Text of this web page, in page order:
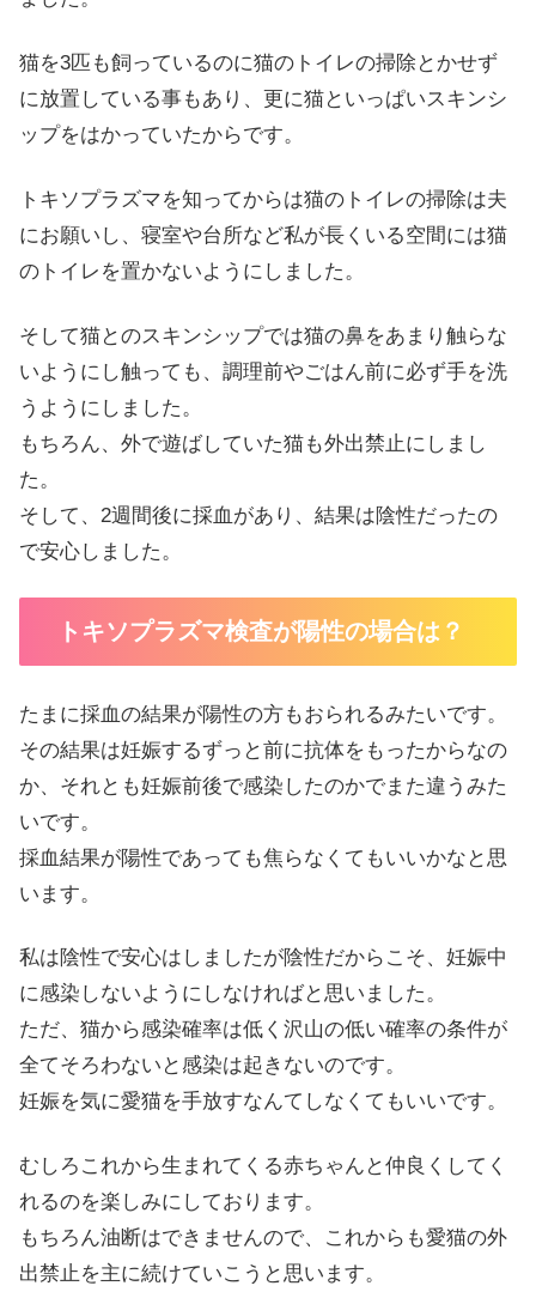
猫を3匹も飼っているのに猫のトイレの掃除とかせず
に放置している事もあり、更に猫といっぱいスキンシ
ップをはかっていたからです。
トキソプラズマを知ってからは猫のトイレの掃除は夫
にお願いし、寝室や台所など私が長くいる空間には猫
のトイレを置かないようにしました。
そして猫とのスキンシップでは猫の鼻をあまり触らな
いようにし触っても、調理前やごはん前に必ず手を洗
うようにしました。
もちろん、外で遊ばしていた猫も外出禁止にしまし
た。
そして、2週間後に採血があり、結果は陰性だったの
で安心しました。
トキソプラズマ検査が陽性の場合は？
たまに採血の結果が陽性の方もおられるみたいです。
その結果は妊娠するずっと前に抗体をもったからなの
か、それとも妊娠前後で感染したのかでまた違うみた
いです。
採血結果が陽性であっても焦らなくてもいいかなと思
います。
私は陰性で安心はしましたが陰性だからこそ、妊娠中
に感染しないようにしなければと思いました。
ただ、猫から感染確率は低く沢山の低い確率の条件が
全てそろわないと感染は起きないのです。
妊娠を気に愛猫を手放すなんてしなくてもいいです。
むしろこれから生まれてくる赤ちゃんと仲良くしてく
れるのを楽しみにしております。
もちろん油断はできませんので、これからも愛猫の外
出禁止を主に続けていこうと思います。